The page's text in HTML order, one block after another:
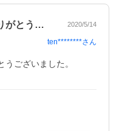
素早く対応していただき、ありがとうござ… 2020/5/14
ten********さん
ございました。